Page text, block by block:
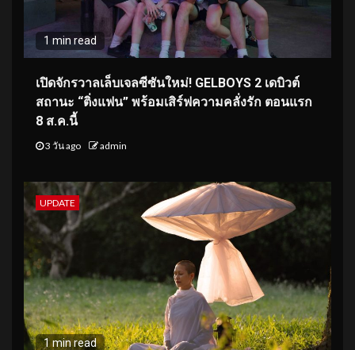
1 min read
เปิดจักรวาลเล็บเจลซีซันใหม่! GELBOYS 2 เดบิวต์
สถานะ “ติ่งแฟน” พร้อมเสิร์ฟความคลั่งรัก ตอนแรก
8 ส.ค.นี้
3 วัน ago admin
UPDATE
1 min read